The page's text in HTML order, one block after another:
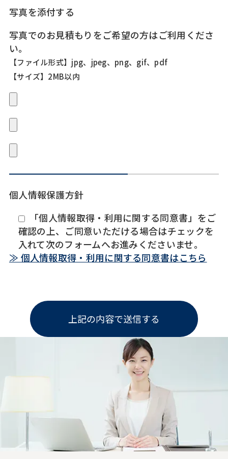
写真を添付する
写真でのお見積もりをご希望の方はご利用くださ
い。
【ファイル形式】jpg、jpeg、png、gif、pdf
【サイズ】2MB以内
個人情報保護方針
「個人情報取得・利用に関する同意書」をご
確認の上、ご同意いただける場合はチェックを
入れて次のフォームへお進みくださいませ。
≫ 個人情報取得・利用に関する同意書はこちら